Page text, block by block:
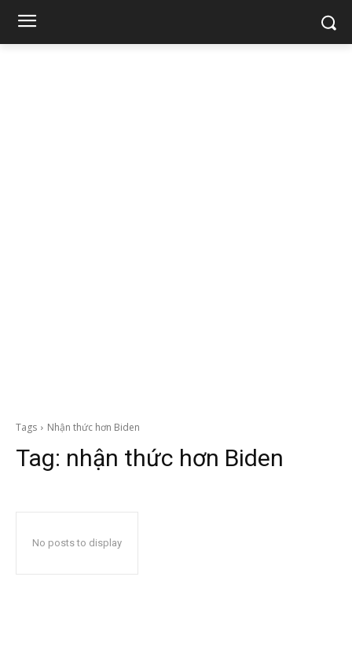
Tags Nhận thức hơn Biden
Tag: nhận thức hơn Biden
No posts to display